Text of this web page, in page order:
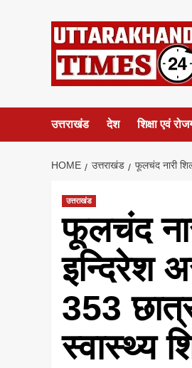
उत्तराखंड देश शिक्षा एवं
HOME उत्तराखंड फूलचंद नारी
उत्तराखंड
फूलचंद
इन्दिरेश
353
स्वास्थ्य